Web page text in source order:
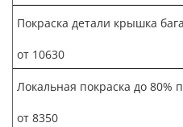
Покраска детали крышка
от 10630
Локальная покраска до 80%
от 8350